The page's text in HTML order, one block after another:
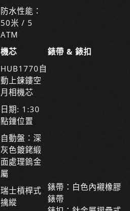
防水性能：
50米 / 5
ATM
機芯 錶帶 & 錶扣
HUB1770自
動上鍊鏤空
月相機芯
日期: 1:30
點鐘位置
自動盤：深
灰色鍍銠緞
面處理鎢金
屬
瑞士槓桿式
擒縱
錶帶：白色內襯橡膠
錶帶